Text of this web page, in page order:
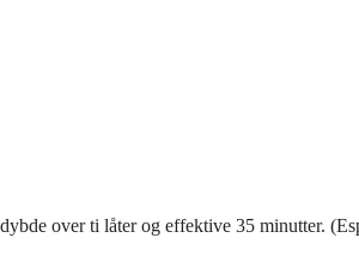
over ti låter og effektive 35 minutter.